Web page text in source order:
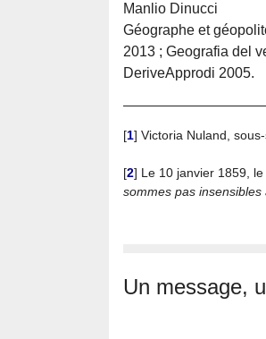
Manlio Dinucci
Géographe et
2013 ; Geografia del
DeriveApprodi 2005.
[1] Victoria Nuland,
[2] Le 10 janvier 1859,
sommes pas
Un message,